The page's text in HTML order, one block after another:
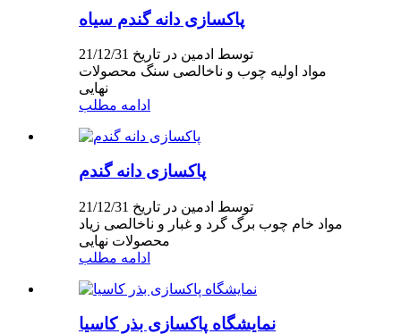
پاکسازی دانه گندم سیاه
توسط ادمین در تاریخ 21/12/31
مواد اولیه چوب و ناخالصی سنگ محصولات
نهایی
ادامه مطلب
پاکسازی دانه گندم
توسط ادمین در تاریخ 21/12/31
مواد خام چوب برگ گرد و غبار و ناخالصی زیاد
محصولات نهایی
ادامه مطلب
نمایشگاه پاکسازی بذر کاسیا